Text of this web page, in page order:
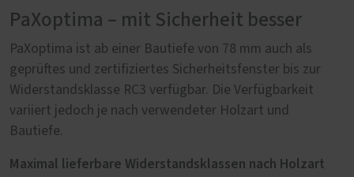
PaXoptima – mit Sicherheit besser
PaXoptima ist ab einer Bautiefe von 78 mm auch als
geprüftes und zertifiziertes Sicherheitsfenster bis zur
Widerstandsklasse RC3 verfügbar. Die Verfügbarkeit
variiert jedoch je nach verwendeter Holzart und
Bautiefe.
Maximal lieferbare Widerstandsklassen nach Holzart